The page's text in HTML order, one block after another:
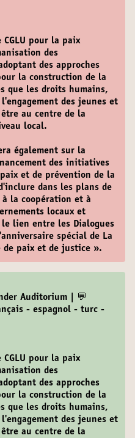
CGLU pour la paix
des
des approches
la construction de la
que les droits humains,
des jeunes et
au centre de la
local.
également sur la
des initiatives
et de prévention de la
dans les plans de
la coopération et à
locaux et
lien entre les Dialogues
spécial de La
de paix et de justice ».
Auditorium | 💬
- espagnol - turc -
CGLU pour la paix
des
des approches
la construction de la
que les droits humains,
des jeunes et
au centre de la